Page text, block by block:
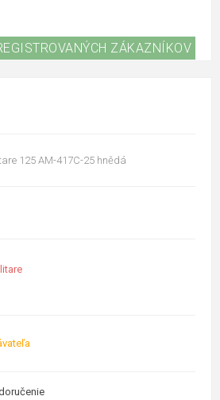
ZÁKAZNÍKOV
125 AM-417C-25 hnědá